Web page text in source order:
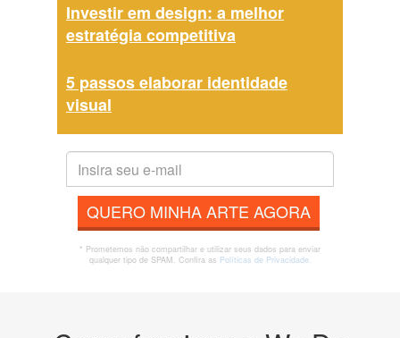
Investir em design: a melhor
estratégia competitiva
5 passos elaborar identidade
visual
QUERO MINHA ARTE AGORA
* Prometemos não compartilhar e utilizar seus dados para enviar
qualquer tipo de SPAM. Confira as Políticas de Privacidade.